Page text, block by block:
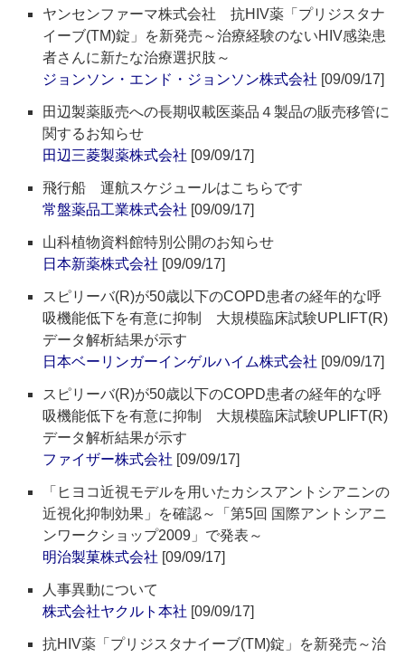
ヤンセンファーマ株式会社 抗HIV薬「プリジスタナ
イーブ(TM)錠」を新発売～治療経験のないHIV感染患
者さんに新たな治療選択肢～
ジョンソン・エンド・ジョンソン株式会社 [09/09/17]
田辺製薬販売への長期収載医薬品４製品の販売移管に
関するお知らせ
田辺三菱製薬株式会社 [09/09/17]
飛行船 運航スケジュールはこちらです
常盤薬品工業株式会社 [09/09/17]
山科植物資料館特別公開のお知らせ
日本新薬株式会社 [09/09/17]
スピリーバ(R)が50歳以下のCOPD患者の経年的な呼
吸機能低下を有意に抑制 大規模臨床試験UPLIFT(R)
データ解析結果が示す
日本ベーリンガーインゲルハイム株式会社 [09/09/17]
スピリーバ(R)が50歳以下のCOPD患者の経年的な呼
吸機能低下を有意に抑制 大規模臨床試験UPLIFT(R)
データ解析結果が示す
ファイザー株式会社 [09/09/17]
「ヒヨコ近視モデルを用いたカシスアントシアニンの
近視化抑制効果」を確認～「第5回 国際アントシアニ
ンワークショップ2009」で発表～
明治製菓株式会社 [09/09/17]
人事異動について
株式会社ヤクルト本社 [09/09/17]
抗HIV薬「プリジスタナイーブ(TM)錠」を新発売～治